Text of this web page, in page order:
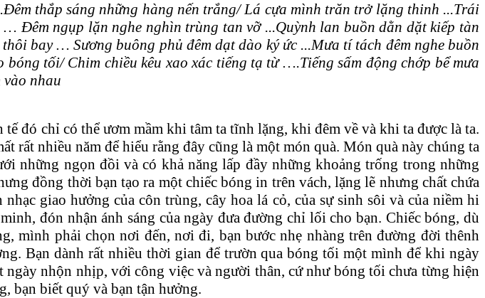
thắp sáng những hàng nến trắng/ Lá cựa mình trăn trở lặng thinh ...Trái
Đêm ngụp lặn nghe nghìn trùng tan vỡ ...Quỳnh lan buồn dằn dặt kiếp tàn
bay … Sương buông phủ đêm dạt dào ký ức ...Mưa tí tách đêm nghe buồn
tối/ Chim chiều kêu xao xác tiếng tạ từ ….Tiếng sấm động chớp bể mưa
nhau
đó chỉ có thể ươm mầm khi tâm ta tĩnh lặng, khi đêm về và khi ta được là ta.
nhiều năm để hiểu rằng đây cũng là một món quà. Món quà này chúng ta
những ngọn đồi và có khả năng lấp đầy những khoảng trống trong những
đồng thời bạn tạo ra một chiếc bóng in trên vách, lặng lẽ nhưng chất chứa
giao hưởng của côn trùng, cây hoa lá cỏ, của sự sinh sôi và của niềm hi
đón nhận ánh sáng của ngày đưa đường chỉ lối cho bạn. Chiếc bóng, dù
mình phải chọn nơi đến, nơi đi, bạn bước nhẹ nhàng trên đường đời thênh
Bạn dành rất nhiều thời gian để trườn qua bóng tối một mình để khi ngày
nhộn nhịp, với công việc và người thân, cứ như bóng tối chưa từng hiện
bạn biết quý và bạn tận hưởng.